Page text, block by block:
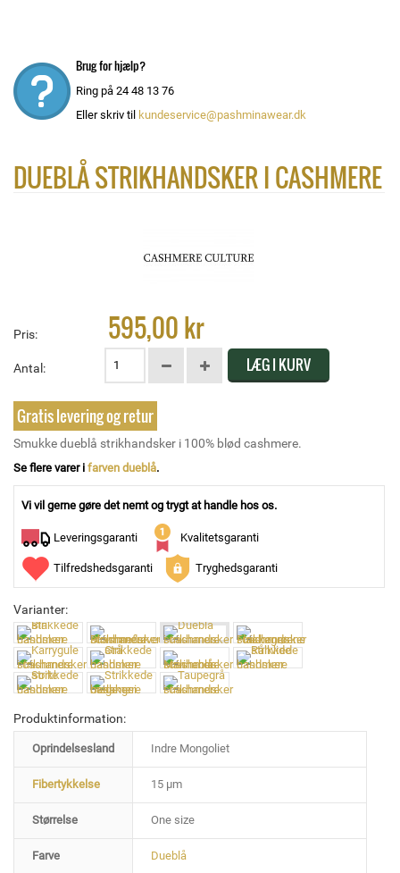
Brug for hjælp?
Ring på 24 48 13 76
Eller skriv til kundeservice@pashminawear.dk
DUEBLÅ STRIKHANDSKER I CASHMERE
Pris: 595,00 kr
Antal: LÆG I KURV
Gratis levering og retur
Smukke dueblå strikhandsker i 100% blød cashmere.
Se flere varer i farven dueblå.
Vi vil gerne gøre det nemt og trygt at handle hos os.
Leveringsgaranti Kvalitetsgaranti
Tilfredshedsgaranti Tryghedsgaranti
Varianter:
Produktinformation:
Oprindelsesland Indre Mongoliet
Fibertykkelse 15 µm
Størrelse One size
Farve Dueblå